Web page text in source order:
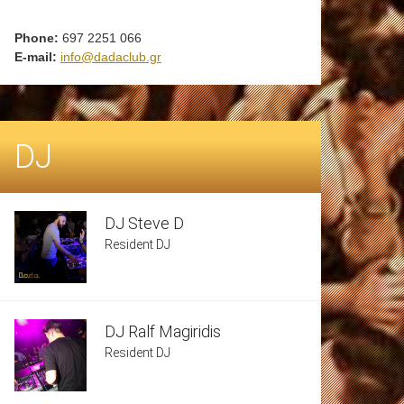
Phone: 697 2251 066
E-mail: info@dadaclub.gr
DJ
DJ Steve D
Resident DJ
DJ Ralf Magiridis
Resident DJ